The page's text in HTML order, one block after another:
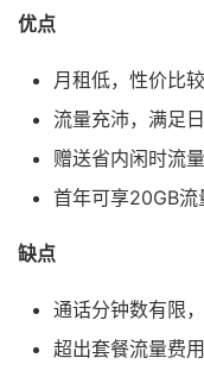
优点
月租低，性价比
流量充沛，满足
赠送省内闲时流量
首年可享20GB流
缺点
通话分钟数有限
超出套餐流量费